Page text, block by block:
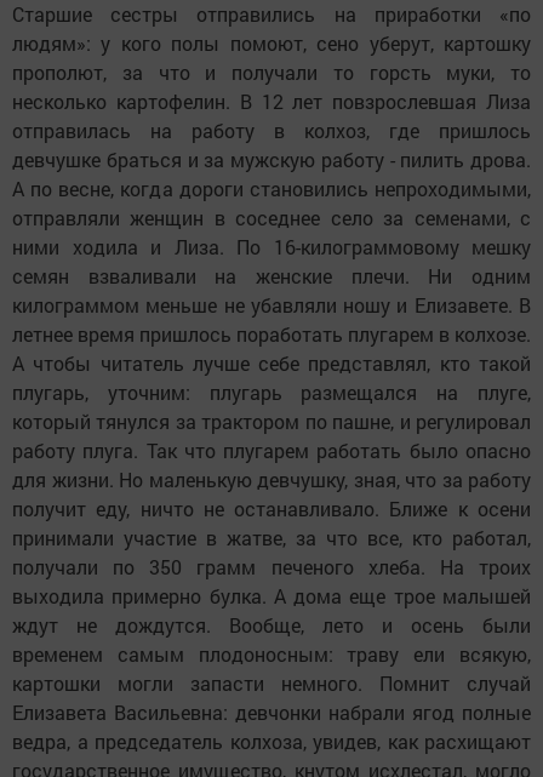
Старшие сестры отправились на приработки «по
людям»: у кого полы помоют, сено уберут, картошку
прополют, за что и получали то горсть муки, то
несколько картофелин. В 12 лет повзрослевшая Лиза
отправилась на работу в колхоз, где пришлось
девчушке браться и за мужскую работу - пилить дрова.
А по весне, когда дороги становились непроходимыми,
отправляли женщин в соседнее село за семенами, с
ними ходила и Лиза. По 16-килограммовому мешку
семян взваливали на женские плечи. Ни одним
килограммом меньше не убавляли ношу и Елизавете. В
летнее время пришлось поработать плугарем в колхозе.
А чтобы читатель лучше себе представлял, кто такой
плугарь, уточним: плугарь размещался на плуге,
который тянулся за трактором по пашне, и регулировал
работу плуга. Так что плугарем работать было опасно
для жизни. Но маленькую девчушку, зная, что за работу
получит еду, ничто не останавливало. Ближе к осени
принимали участие в жатве, за что все, кто работал,
получали по 350 грамм печеного хлеба. На троих
выходила примерно булка. А дома еще трое малышей
ждут не дождутся. Вообще, лето и осень были
временем самым плодоносным: траву ели всякую,
картошки могли запасти немного. Помнит случай
Елизавета Васильевна: девчонки набрали ягод полные
ведра, а председатель колхоза, увидев, как расхищают
государственное имущество, кнутом исхлестал, могло